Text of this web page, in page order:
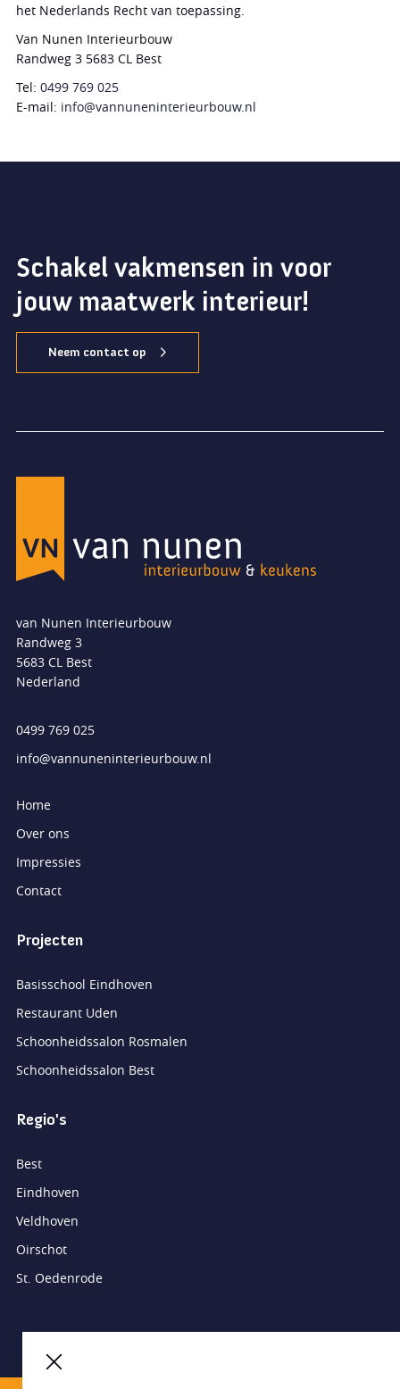
het Nederlands Recht van toepassing.
Van Nunen Interieurbouw
Randweg 3 5683 CL Best
Tel: 0499 769 025
E-mail: info@vannuneninterieurbouw.nl
Schakel vakmensen in voor
jouw maatwerk interieur!
Neem contact op
van Nunen Interieurbouw
Randweg 3
5683 CL Best
Nederland
0499 769 025
info@vannuneninterieurbouw.nl
Home
Over ons
Impressies
Contact
Projecten
Basisschool Eindhoven
Restaurant Uden
Schoonheidssalon Rosmalen
Schoonheidssalon Best
Regio's
Best
Eindhoven
Veldhoven
Oirschot
St. Oedenrode